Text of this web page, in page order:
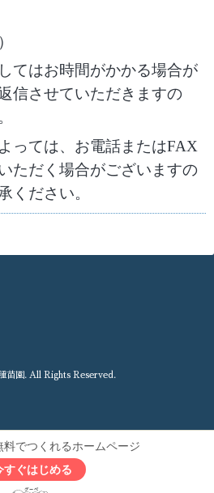
てはお時間がかかる場合が
信させていただきますの
っては、お電話またはFAX
ただく場合がございますの
ください。
苗園 . All Rights Reserved.
でつくれるホームページ
すぐはじめる